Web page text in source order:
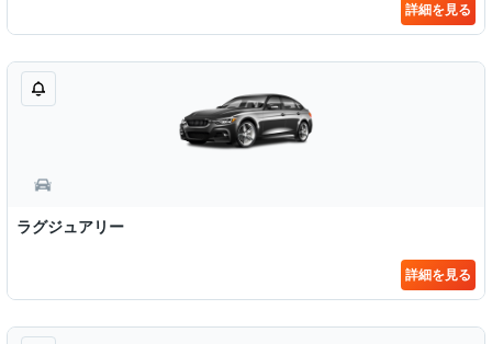
詳細を見る
ラグジュアリー
詳細を見る